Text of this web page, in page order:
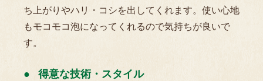
ち上がりやハリ・コシを出してくれます。使い心地
もモコモコ泡になってくれるので気持ちが良いで
す。
得意な技術・スタイル